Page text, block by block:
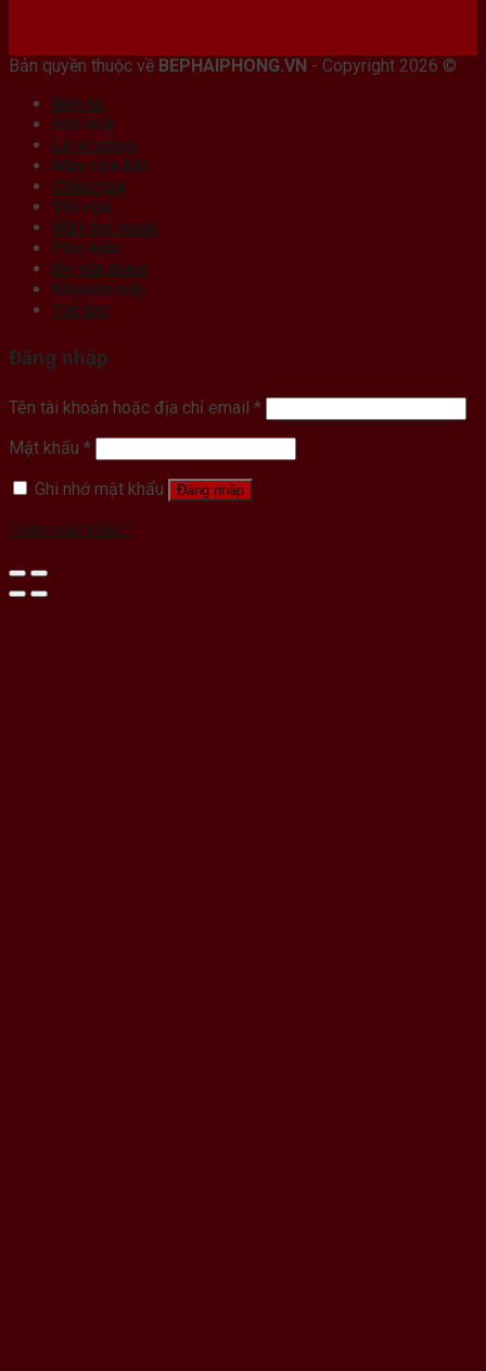
Bản quyền thuộc về BEPHAIPHONG.VN - Copyright 2026 ©
Bếp từ
Hút mùi
Lò vi sóng
Máy rửa bát
Chậu rửa
Vòi rửa
Máy lọc nước
Phụ kiện
Đồ gia dụng
Khuyến mãi
Tin tức
Đăng nhập
Tên tài khoản hoặc địa chỉ email *
Mật khẩu *
Ghi nhớ mật khẩu
Đăng nhập
Quên mật khẩu?